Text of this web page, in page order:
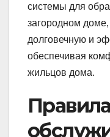
системы для
загородном
долговечную и
обеспечивая
жильцов дома.
Правила